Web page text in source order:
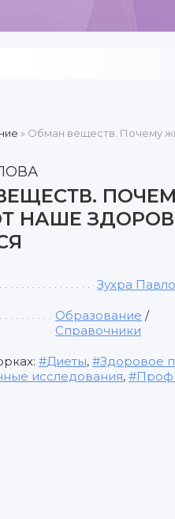
» Обман веществ. Почему
НАШЕ
Зухра
Образование /
Справочники
Диеты, Здоровое
исследования,